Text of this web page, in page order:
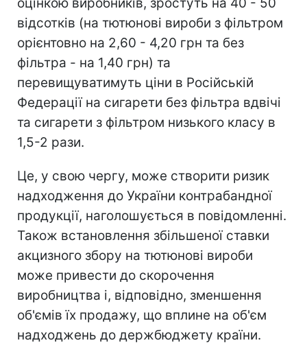
відсотків (на тютюнові вироби з фільтром
орієнтовно на 2,60 - 4,20 грн та без
фільтра - на 1,40 грн) та
перевищуватимуть ціни в Російській
Федерації на сигарети без фільтра вдвічі
та сигарети з фільтром низького класу в
1,5-2 рази.
Це, у свою чергу, може створити ризик
надходження до України контрабандної
продукції, наголошується в повідомленні.
Також встановлення збільшеної ставки
акцизного збору на тютюнові вироби
може привести до скорочення
виробництва і, відповідно, зменшення
об'ємів їх продажу, що вплине на об'єм
надходжень до держбюджету країни.